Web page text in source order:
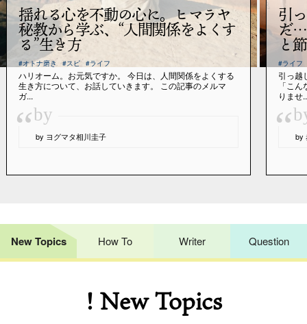
揺れる心を不動の心に。ヒマラヤ
秘教から学ぶ、“人間関係をよくす
る”生き方
#オトナ磨き #スピ #ライフ
ハリオーム。お元気ですか。 今日は、人間関係をよくする
生き方について、お話していきます。 この記事のメルマ
ガ...
“by
by ヨグマタ相川圭子
引
だ…
と
#ライフ
引っ越
「こ
りませ
“ by
New Topics How To Writer Question
! New Topics